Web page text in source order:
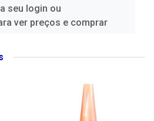
seu login ou
ver preços e comprar